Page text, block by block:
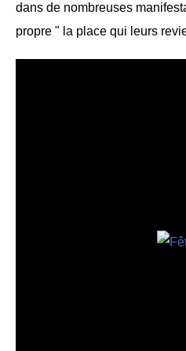
dans de nombreuses
propre " la place qui leurs